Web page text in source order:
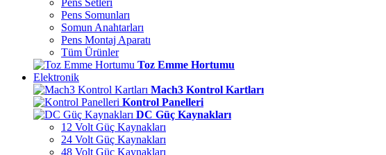
Pens Setleri
Pens Somunları
Somun Anahtarları
Pens Montaj Aparatı
Tüm Ürünler
Toz Emme Hortumu
Elektronik
Mach3 Kontrol Kartları
Kontrol Panelleri
DC Güç Kaynakları
12 Volt Güç Kaynakları
24 Volt Güç Kaynakları
48 Volt Güç Kaynakları